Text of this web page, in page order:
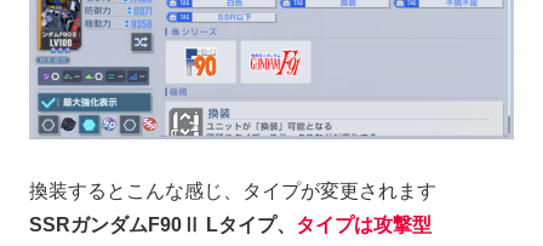
換装するとこんな感じ、タイプが変更されます
SSRガンダムF90Ⅱ Lタイプ、 タイプは攻撃型